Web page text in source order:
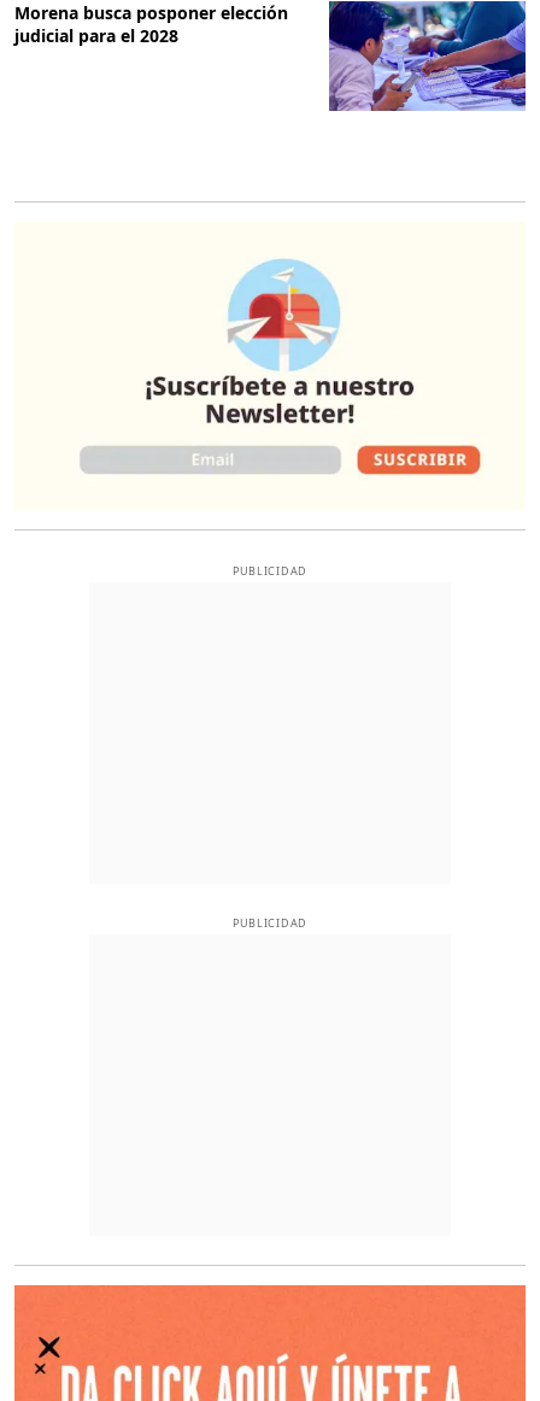
Morena busca posponer elección
judicial para el 2028
PUBLICIDAD
PUBLICIDAD